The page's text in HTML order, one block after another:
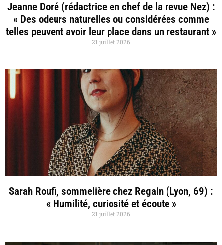
Jeanne Doré (rédactrice en chef de la revue Nez) :
« Des odeurs naturelles ou considérées comme
telles peuvent avoir leur place dans un restaurant »
21 juillet 2026
Sarah Roufi, sommelière chez Regain (Lyon, 69) :
« Humilité, curiosité et écoute »
21 juillet 2026